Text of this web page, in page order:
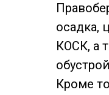
осадка,
КОСК, а
Кроме